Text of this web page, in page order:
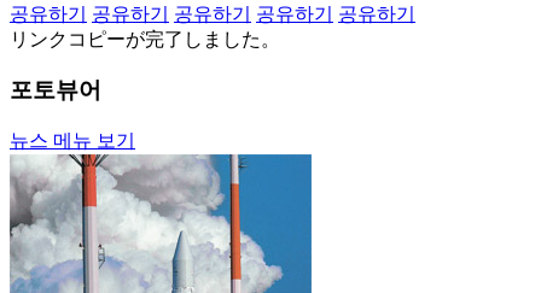
공유하기
공유하기 공유하기 공유하기
공유하기
リンクコピーが完了しました。
포토뷰어
뉴스 메뉴 보기